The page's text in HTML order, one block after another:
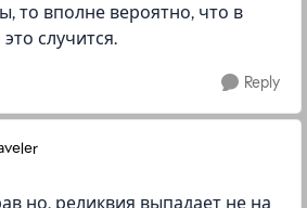
то вполне вероятно, что в
случится.
Reply
но, реликвия выпадает не на